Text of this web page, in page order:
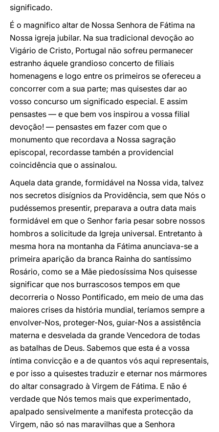
significado.
É o magnifico altar de Nossa Senhora de Fátima na
Nossa igreja jubilar. Na sua tradicional devoção ao
Vigário de Cristo, Portugal não sofreu permanecer
estranho áquele grandioso concerto de filiais
homenagens e logo entre os primeiros se ofereceu a
concorrer com a sua parte; mas quisestes dar ao
vosso concurso um significado especial. E assim
pensastes — e que bem vos inspirou a vossa filial
devoção! — pensastes em fazer com que o
monumento que recordava a Nossa sagração
episcopal, recordasse tambén a providencial
coincidência que o assinalou.
Aquela data grande, formidável na Nossa vida, talvez
nos secretos disígnios da Providência, sem que Nós o
pudéssemos presentir, preparava a outra data mais
formidável em que o Senhor faria pesar sobre nossos
hombros a solicitude da Igreja universal. Entretanto à
mesma hora na montanha da Fátima anunciava-se a
primeira aparição da branca Rainha do santíssimo
Rosário, como se a Mãe piedosíssima Nos quisesse
significar que nos burrascosos tempos em que
decorreria o Nosso Pontificado, em meio de uma das
maiores crises da história mundial, teríamos sempre a
envolver-Nos, proteger-Nos, guiar-Nos a assistência
materna e desvelada da grande Vencedora de todas
as batalhas de Deus. Sabemos que esta é a vossa
íntima convicção e a de quantos vós aqui representais,
e por isso a quisestes traduzir e eternar nos mármores
do altar consagrado à Virgem de Fátima. E não é
verdade que Nós temos mais que experimentado,
apalpado sensivelmente a manifesta protecção da
Virgem, não só nas maravilhas que a Senhora